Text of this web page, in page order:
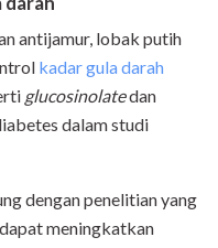
antijamur, lobak putih
kadar gula darah
glucosinolatedan
dalam studi
dengan penelitian yang
meningkatkan